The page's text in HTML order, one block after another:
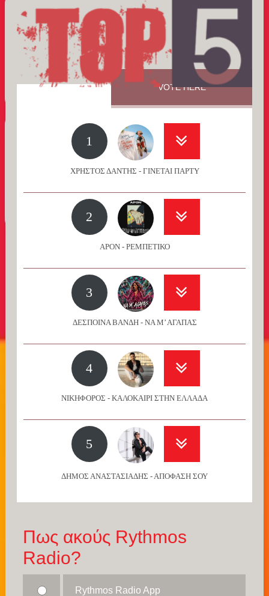
VOTE HERE
1
ΧΡΗΣΤΟΣ ΔΑΝΤΗΣ - ΓΙΝΕΤΑΙ ΠΑΡΤΥ
2
APON - ΡΕΜΠΕΤΙΚΟ
3
ΔΕΣΠΟΙΝΑ ΒΑΝΔΗ - ΝΑ Μ’ ΑΓΑΠΑΣ
4
ΝΙΚΗΦΟΡΟΣ - ΚΑΛΟΚΑΙΡΙ ΣΤΗΝ ΕΛΛΑΔΑ
5
ΔΗΜΟΣ ΑΝΑΣΤΑΣΙΑΔΗΣ - ΑΠΟΦΑΣΗ ΣΟΥ
Πως ακούς Rythmos
Radio?
Rythmos Radio App